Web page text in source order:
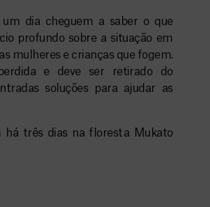
dia cheguem a saber o que
profundo sobre a situação em
mulheres e crianças que fogem.
e deve ser retirado do
soluções para ajudar as
há três dias na floresta Mukato